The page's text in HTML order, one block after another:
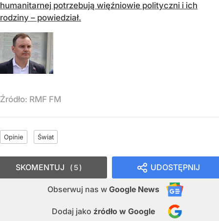
humanitarnej potrzebują więźniowie polityczni i ich
rodziny – powiedział.
Źródło: RMF FM
Opinie Świat
UDOSTĘPNIJ
Obserwuj nas w Google News
Dodaj jako źródło w Google
SKOMENTUJ 5